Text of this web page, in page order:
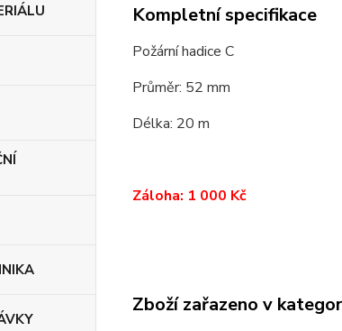
Kompletní specifikace
Požární hadice C
Průměr: 52 mm
Délka: 20 m
Záloha: 1 000 Kč
Zboží zařazeno v